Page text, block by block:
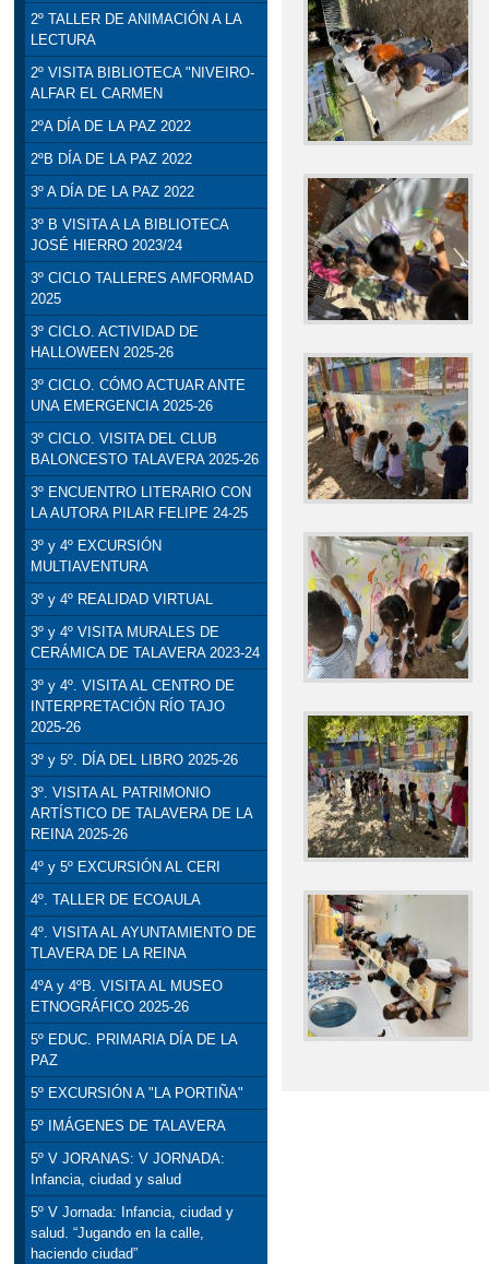
2º TALLER DE ANIMACIÓN A LA
LECTURA
2º VISITA BIBLIOTECA "NIVEIRO-
ALFAR EL CARMEN
2ºA DÍA DE LA PAZ 2022
2ºB DÍA DE LA PAZ 2022
3º A DÍA DE LA PAZ 2022
3º B VISITA A LA BIBLIOTECA
JOSÉ HIERRO 2023/24
3º CICLO TALLERES AMFORMAD
2025
3º CICLO. ACTIVIDAD DE
HALLOWEEN 2025-26
3º CICLO. CÓMO ACTUAR ANTE
UNA EMERGENCIA 2025-26
3º CICLO. VISITA DEL CLUB
BALONCESTO TALAVERA 2025-26
3º ENCUENTRO LITERARIO CON
LA AUTORA PILAR FELIPE 24-25
3º y 4º EXCURSIÓN
MULTIAVENTURA
3º y 4º REALIDAD VIRTUAL
3º y 4º VISITA MURALES DE
CERÁMICA DE TALAVERA 2023-24
3º y 4º. VISITA AL CENTRO DE
INTERPRETACIÓN RÍO TAJO
2025-26
3º y 5º. DÍA DEL LIBRO 2025-26
3º. VISITA AL PATRIMONIO
ARTÍSTICO DE TALAVERA DE LA
REINA 2025-26
4º y 5º EXCURSIÓN AL CERI
4º. TALLER DE ECOAULA
4º. VISITA AL AYUNTAMIENTO DE
TLAVERA DE LA REINA
4ºA y 4ºB. VISITA AL MUSEO
ETNOGRÁFICO 2025-26
5º EDUC. PRIMARIA DÍA DE LA
PAZ
5º EXCURSIÓN A "LA PORTIÑA"
5º IMÁGENES DE TALAVERA
5º V JORANAS: V JORNADA:
Infancia, ciudad y salud
5º V Jornada: Infancia, ciudad y
salud. “Jugando en la calle,
haciendo ciudad”